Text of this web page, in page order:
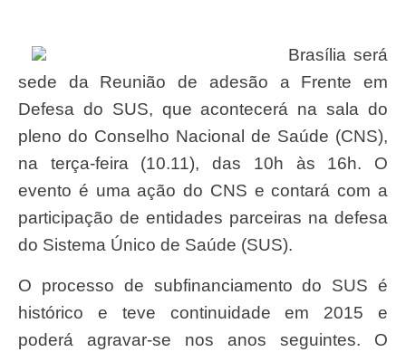
Brasília será
sede da Reunião de adesão a Frente em
Defesa do SUS, que acontecerá na sala do
pleno do Conselho Nacional de Saúde (CNS),
na terça-feira (10.11), das 10h às 16h. O
evento é uma ação do CNS e contará com a
participação de entidades parceiras na defesa
do Sistema Único de Saúde (SUS).
O processo de subfinanciamento do SUS é
histórico e teve continuidade em 2015 e
poderá agravar-se nos anos seguintes. O